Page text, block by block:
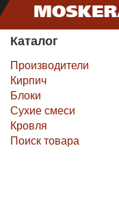
Каталог
Производители
Кирпич
Блоки
Сухие смеси
Кровля
Поиск товара